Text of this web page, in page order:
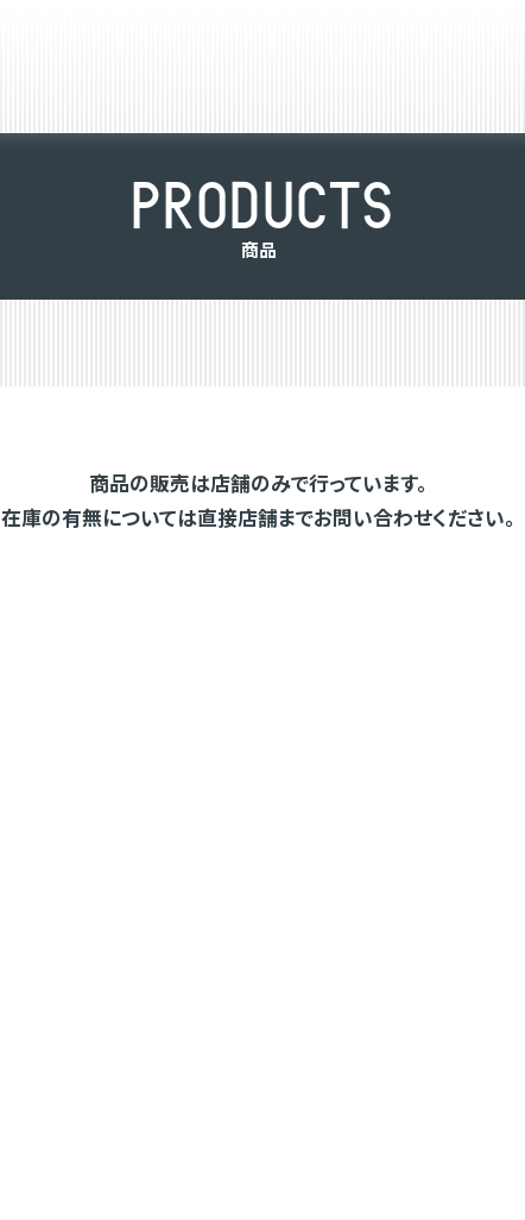
PRODUCTS
商品
商品の販売は店舗のみで行っています。
在庫の有無については直接店舗までお問い合わせください。